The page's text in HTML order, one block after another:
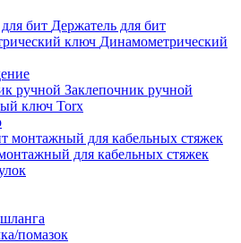
Держатель для бит
Динамометрический
Заклепочник ручной
ключ Torx
для кабельных стяжек
помазок